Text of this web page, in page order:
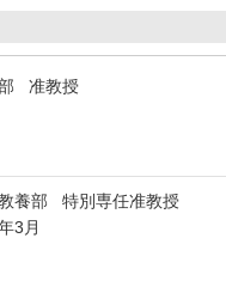
准教授
養部 特別専任准教授
3月